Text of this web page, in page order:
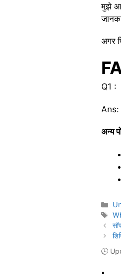
मुझे
अगर
Q1 :
Ans:
अन्य
🕒